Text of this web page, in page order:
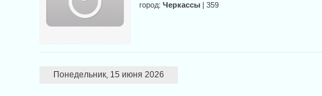
город:Черкассы | 359
Понедельник, 15 июня 2026